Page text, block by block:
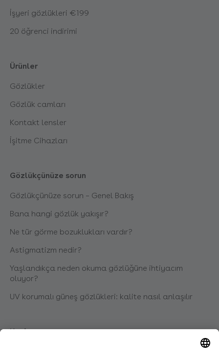
İşyeri gözlükleri €199
20 öğrenci indirimi
Ürünler
Gözlükler
Gözlük camları
Kontakt lensler
İşitme Cihazları
Gözlükçünüze sorun
Gözlükçünüze sorun – Genel Bakış
Bana hangi gözlük yakışır?
Ne tür görme bozuklukları vardır?
Astigmatizm nedir?
Yaşlandıkça neden okuma gözlüğüne ihtiyacım
oluyor?
UV korumalı güneş gözlükleri: kalite nasıl anlaşılır
Kariyer